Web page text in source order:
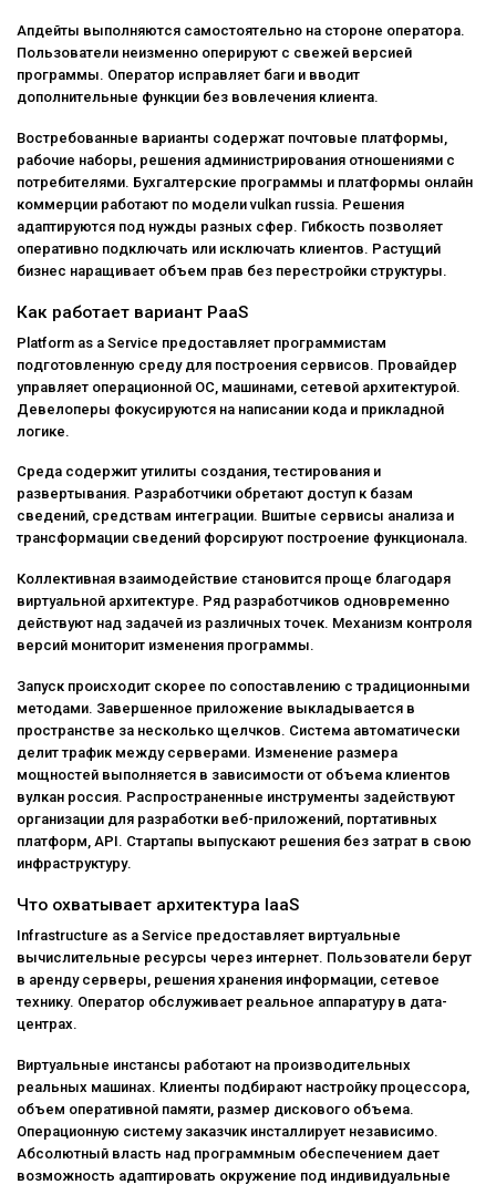
Апдейты выполняются самостоятельно на стороне оператора.
Пользователи неизменно оперируют с свежей версией
программы. Оператор исправляет баги и вводит
дополнительные функции без вовлечения клиента.
Востребованные варианты содержат почтовые платформы,
рабочие наборы, решения администрирования отношениями с
потребителями. Бухгалтерские программы и платформы онлайн
коммерции работают по модели vulkan russia. Решения
адаптируются под нужды разных сфер. Гибкость позволяет
оперативно подключать или исключать клиентов. Растущий
бизнес наращивает объем прав без перестройки структуры.
Как работает вариант PaaS
Platform as a Service предоставляет программистам
подготовленную среду для построения сервисов. Провайдер
управляет операционной ОС, машинами, сетевой архитектурой.
Девелоперы фокусируются на написании кода и прикладной
логике.
Среда содержит утилиты создания, тестирования и
развертывания. Разработчики обретают доступ к базам
сведений, средствам интеграции. Вшитые сервисы анализа и
трансформации сведений форсируют построение функционала.
Коллективная взаимодействие становится проще благодаря
виртуальной архитектуре. Ряд разработчиков одновременно
действуют над задачей из различных точек. Механизм контроля
версий мониторит изменения программы.
Запуск происходит скорее по сопоставлению с традиционными
методами. Завершенное приложение выкладывается в
пространстве за несколько щелчков. Система автоматически
делит трафик между серверами. Изменение размера
мощностей выполняется в зависимости от объема клиентов
вулкан россия. Распространенные инструменты задействуют
организации для разработки веб-приложений, портативных
платформ, API. Стартапы выпускают решения без затрат в свою
инфраструктуру.
Что охватывает архитектура IaaS
Infrastructure as a Service предоставляет виртуальные
вычислительные ресурсы через интернет. Пользователи берут
в аренду серверы, решения хранения информации, сетевое
технику. Оператор обслуживает реальное аппаратуру в дата-
центрах.
Виртуальные инстансы работают на производительных
реальных машинах. Клиенты подбирают настройку процессора,
объем оперативной памяти, размер дискового объема.
Операционную систему заказчик инсталлирует независимо.
Абсолютный власть над программным обеспечением дает
возможность адаптировать окружение под индивидуальные